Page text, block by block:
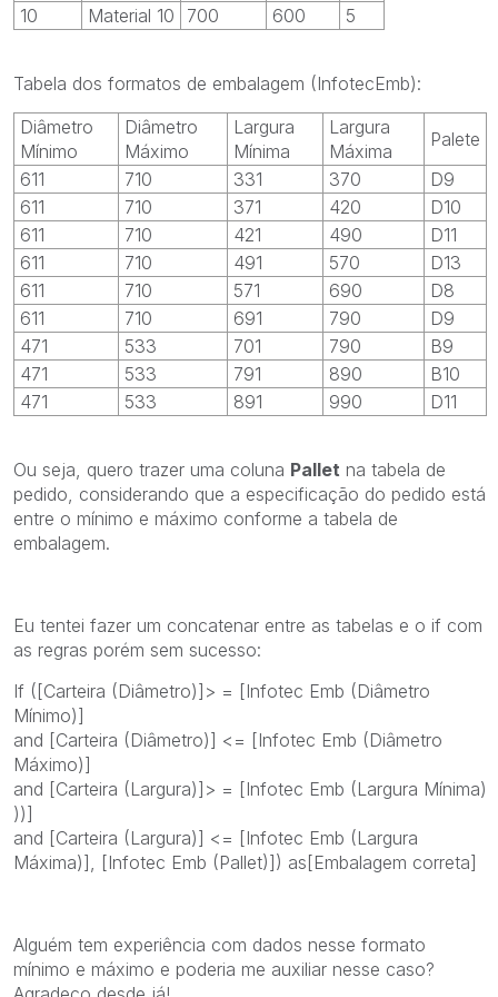
10
Material 10 700 600 5
Tabela dos formatos de embalagem (InfotecEmb):
Diâmetro
Mínimo
Diâmetro
Máximo
Largura
Mínima
Largura
Máxima
Palete
611
710 331 370
D9
611
710 371 420
D10
611
710 421 490
D11
611
710 491 570
D13
611
710 571 690
D8
611
710 691 790
D9
471
533 701 790
B9
471
533 791 890
B10
471
533 891 990 D11
Ou seja, quero trazer uma coluna Pallet na tabela de
pedido, considerando que a especificação do pedido está
entre o mínimo e máximo conforme a tabela de
embalagem.
Eu tentei fazer um concatenar entre as tabelas e o if com
as regras porém sem sucesso:
If ([Carteira (Diâmetro)]> = [Infotec Emb (Diâmetro
Mínimo)]
and [Carteira (Diâmetro)] <= [Infotec Emb (Diâmetro
Máximo)]
and [Carteira (Largura)]> = [Infotec Emb (Largura Mínima)
))]
and [Carteira (Largura)] <= [Infotec Emb (Largura
Máxima)], [Infotec Emb (Pallet)]) as[Embalagem correta]
Alguém tem experiência com dados nesse formato
mínimo e máximo e poderia me auxiliar nesse caso?